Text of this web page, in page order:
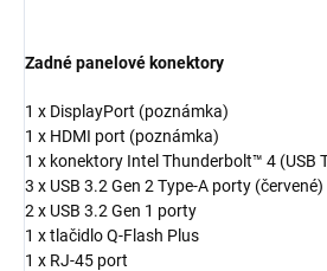
Zadné panelové konektory
1 x DisplayPort (poznámka)
1 x HDMI port (poznámka)
1 x konektory Intel Thunderbolt™ 4 (USB
3 x USB 3.2 Gen 2 Type-A porty (červené)
2 x USB 3.2 Gen 1 porty
1 x tlačidlo Q-Flash Plus
1 x RJ-45 port